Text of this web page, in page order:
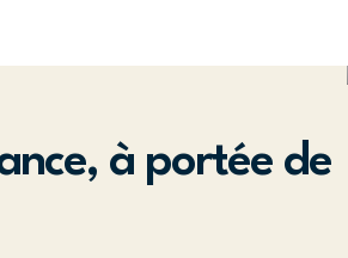
à portée de